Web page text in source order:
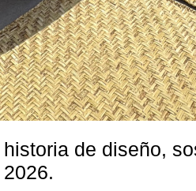
de diseño,